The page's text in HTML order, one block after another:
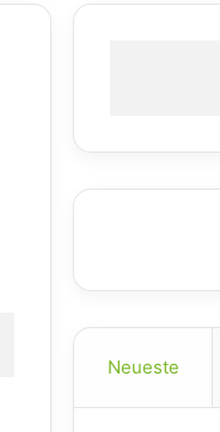
Neueste